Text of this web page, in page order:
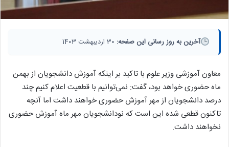
آخرین به روز رسانی این صفحه:
معاون آموزشی وزیر علوم با تاکید بر اینکه آموزش دانشجویان از بهمن
ماه حضوری خواهد بود، گفت: نمی‌توانیم با قطعیت اعلام کنیم چند
درصد دانشجویان از مهر آموزش حضوری خواهند داشت اما آنچه
تاکنون قطعی شده این است که نودانشجویان مهر ماه آموزش حضوری
نخواهند داشت.